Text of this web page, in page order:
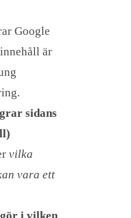
Google
är
sidans
vilka
vara ett